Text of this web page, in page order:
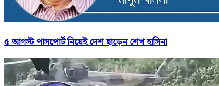
৫ আগস্ট পাসপোর্ট নিয়েই দেশ ছাড়েন শেখ হাসিনা